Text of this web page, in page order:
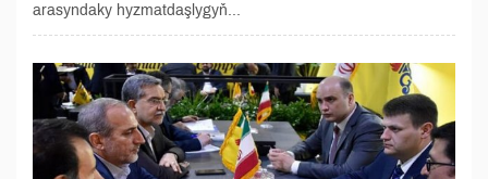
arasyndaky hyzmatdaşlygyň...